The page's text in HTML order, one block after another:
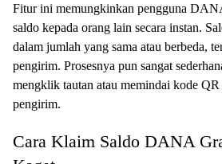
Fitur ini memungkinkan pengguna
saldo kepada orang lain secara instan.
dalam jumlah yang sama atau berbeda,
pengirim. Prosesnya pun sangat
mengklik tautan atau memindai kode
pengirim.
Cara Klaim Saldo DANA